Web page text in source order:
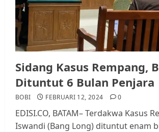
Sidang Kasus Rempang,
Dituntut 6 Bulan Penjara
BOBI FEBRUARI 12, 2024 0
EDISI.CO, BATAM– Terdakwa Kasus
Iswandi (Bang Long) dituntut enam